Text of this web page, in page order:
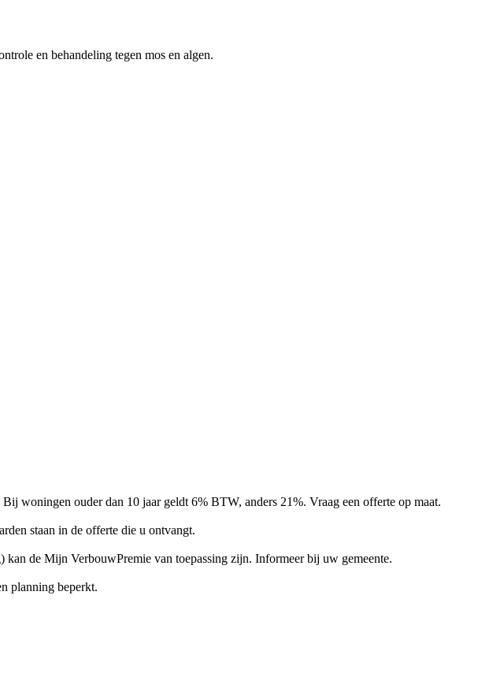
en behandeling tegen mos en algen.
woningen ouder dan 10 jaar geldt 6% BTW, anders 21%. Vraag een offerte op maat.
staan in de offerte die u ontvangt.
de Mijn VerbouwPremie van toepassing zijn. Informeer bij uw gemeente.
planning beperkt.